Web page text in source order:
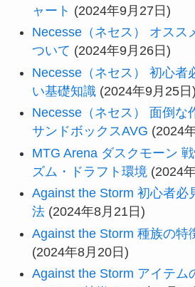
ャート (2024年9月27日)
Necesse（ネセス） オスス
ついて (2024年9月26日)
Necesse（ネセス） 初心者
い基礎知識 (2024年9月25日)
Necesse（ネセス） 面倒な
サンドボックスAVG (2024
MTG Arena ダスクモーン
ズム・ドラフト環境 (2024
Against the Storm 初心者必
法 (2024年8月21日)
Against the Storm 種族の特
(2024年8月20日)
Against the Storm アイテム